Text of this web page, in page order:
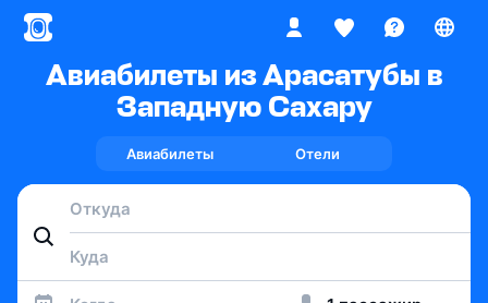
Авиабилеты из Арасатубы в
Западную Сахару
Авиабилеты Отели